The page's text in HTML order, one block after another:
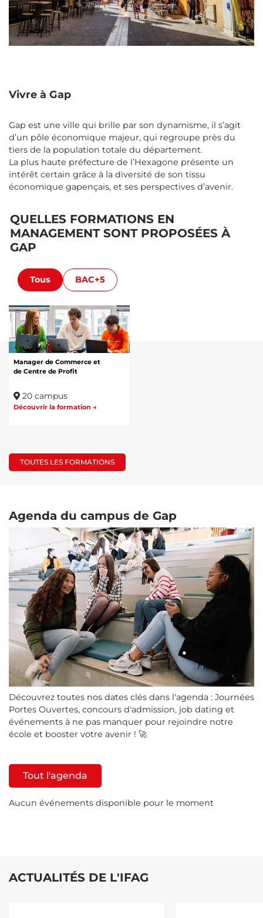
Vivre à Gap
Gap est une ville qui brille par son dynamisme, il s’agit
d’un pôle économique majeur, qui regroupe près du
tiers de la population totale du département.
La plus haute préfecture de l’Hexagone présente un
intérêt certain grâce à la diversité de son tissu
économique gapençais, et ses perspectives d’avenir.
QUELLES FORMATIONS EN
MANAGEMENT SONT PROPOSÉES À
GAP
Tous BAC+5
Manager de Commerce et
de Centre de Profit
20 campus
Découvrir la formation →
TOUTES LES FORMATIONS
Agenda du campus de Gap
Découvrez toutes nos dates clés dans l'agenda : Journées
Portes Ouvertes, concours d'admission, job dating et
événements à ne pas manquer pour rejoindre notre
école et booster votre avenir ! 🚀
Tout l'agenda
Aucun événements disponible pour le moment
ACTUALITÉS DE L'IFAG